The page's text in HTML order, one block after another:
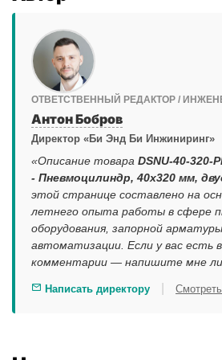
ОТВЕТСТВЕННЫЙ РЕДАКТОР /
Антон Бобров
Директор «Би Энд Би Инжиниринг»
«Описание товара DSNU-40-320-
- Пневмоцилиндр, 40x320 мм,
этой странице составлено на
летнего опыта работы в сфере
оборудования, запорной
автоматизации. Если у вас есть
комментарии — напишите мне
Написать директору